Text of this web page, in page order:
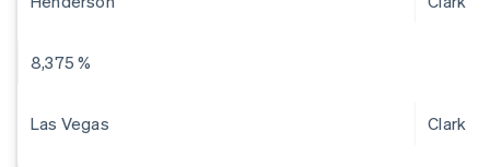
8,375 %
Las Vegas Clark